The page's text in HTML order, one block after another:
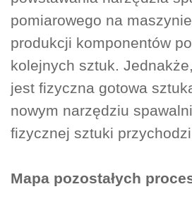
pomiarowego na
produkcji komponentów
kolejnych sztuk.
jest fizyczna gotowa
nowym narzędziu
fizycznej sztuki
Mapa pozostałych